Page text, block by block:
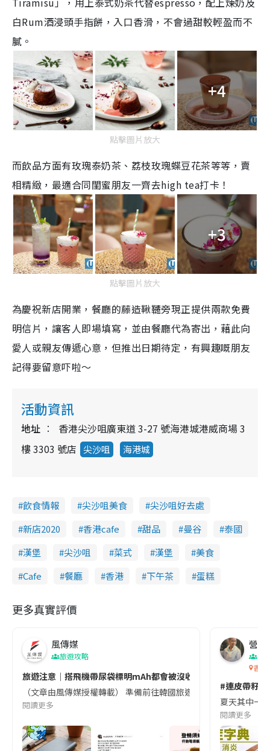
白Rum酒浸頭手指餅，入口香滑，不會過甜較輕盈而不
膩。
+4
點擊圖片放大
而飲品方面有玫瑰泰奶茶、荔枝玫瑰蝶豆花茶等等，賣
相精緻，最適合同閨蜜朋友一齊去high tea打卡！
+3
點擊圖片放大
為慶祝新店開業，餐廳的藤造鞦韆旁現正提供兩款免費
明信片，讓客人即場填寫，並由餐廳代為寄出，藉此向
愛人或親友傳遞心意，但推出日期待定，有興趣嘅朋友
記得要留意吓啦～
活動資訊
地址
香港尖沙咀廣東道 3-27 號海港城港威商場 3
樓 3303 號店 尖沙咀 海港城
飲食情報 尖沙咀美食
尖沙咀好去處
新店2020
香港cafe 甜品 曼谷
泰國
漢堡
尖沙咀 菜式 漢堡
美食
Cafe
餐廳 香港 下午茶 蛋糕
更多真實評價
風傳媒
旅遊攻略
旅遊注意｜搭飛機帶尿袋標明mAh都會被沒收😱出發前切記檢查
（文章由風傳媒授權轉載） 準備前往韓國旅遊的民眾，近期要
閱讀更多
營養
香港
#連皮帶籽
夏天其中一
閱讀更多